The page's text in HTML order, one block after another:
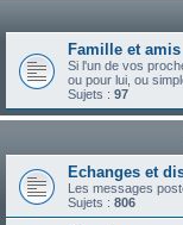
Famille et amis
Si l'un de vos
ou pour lui, ou
Sujets : 97
Echanges et
Les messages
Sujets : 806